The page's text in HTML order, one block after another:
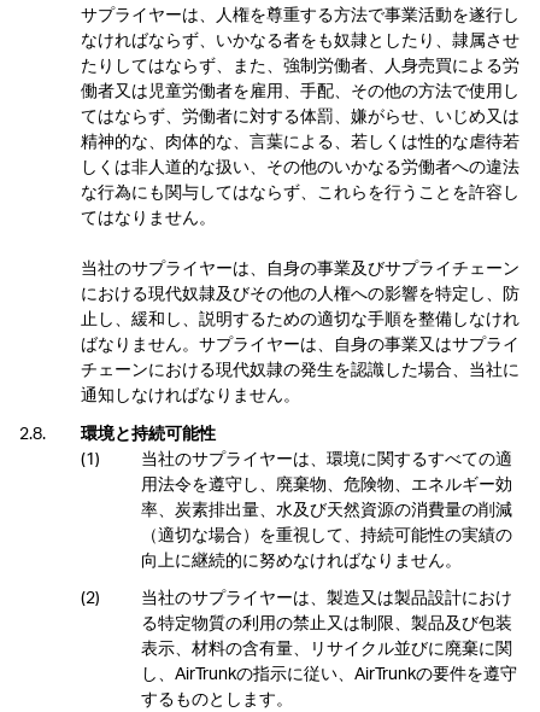
サプライヤーは、人権を尊重する方法で事業活動を遂行し
なければならず、いかなる者をも奴隷としたり、隷属させ
たりしてはならず、また、強制労働者、人身売買による労
働者又は児童労働者を雇用、手配、その他の方法で使用し
てはならず、労働者に対する体罰、嫌がらせ、いじめ又は
精神的な、肉体的な、言葉による、若しくは性的な虐待若
しくは非人道的な扱い、その他のいかなる労働者への違法
な行為にも関与してはならず、これらを行うことを許容し
てはなりません。
当社のサプライヤーは、自身の事業及びサプライチェーン
における現代奴隷及びその他の人権への影響を特定し、防
止し、緩和し、説明するための適切な手順を整備しなけれ
ばなりません。サプライヤーは、自身の事業又はサプライ
チェーンにおける現代奴隷の発生を認識した場合、当社に
通知しなければなりません。
環境と持続可能性
当社のサプライヤーは、環境に関するすべての適
用法令を遵守し、廃棄物、危険物、エネルギー効
率、炭素排出量、水及び天然資源の消費量の削減
（適切な場合）を重視して、持続可能性の実績の
向上に継続的に努めなければなりません。
当社のサプライヤーは、製造又は製品設計におけ
る特定物質の利用の禁止又は制限、製品及び包装
表示、材料の含有量、リサイクル並びに廃棄に関
し、AirTrunkの指示に従い、AirTrunkの要件を遵守
するものとします。